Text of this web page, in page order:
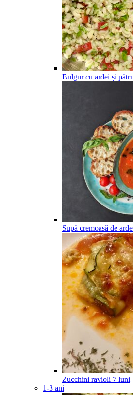
Bulgur cu ardei și
Supă cremoasă de
Zucchini ravioli 7 luni
1-3 ani